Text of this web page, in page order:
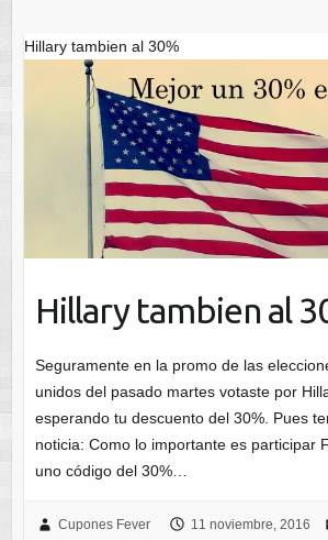
Hillary tambien al 30%
Hillary tambien al
Seguramente en la promo de las
unidos del pasado martes votaste por
esperando tu descuento del 30%. Pues
noticia: Como lo importante es participar
uno código del 30%…
Cupones Fever 11 noviembre, 2016